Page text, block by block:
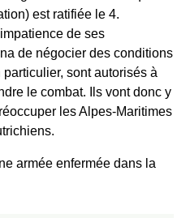
est ratifiée le 4.
de ses
de négocier des conditions
sont autorisés à
le combat. Ils vont donc y
les Alpes-Maritimes
armée enfermée dans la